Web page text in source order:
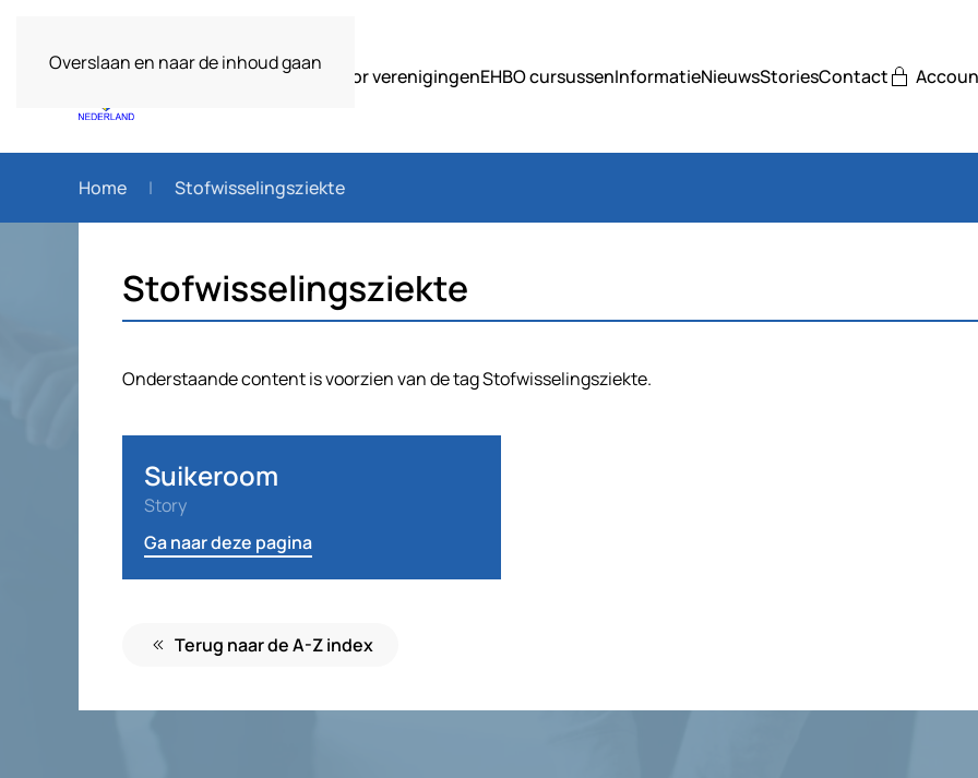
Overslaan en naar de inhoud gaan
Over ons Voor verenigingenEHBO cursussenInformatieNieuwsStoriesContact
Home Stofwisselingsziekte
Stofwisselingsziekte
Onderstaande content is voorzien van de tag Stofwisselingsziekte.
Suikeroom
Story
Ga naar deze pagina
Terug naar de A-Z index